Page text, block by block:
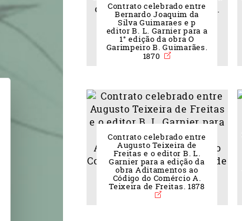
Masquer le bandeau des cookies
Contrato celebrado entre
Bernardo Joaquim da
Silva Guimaraes e p
editor B. L. Garnier para a
1° edição da obra O
Garimpeiro B. Guimarães.
1870
Contrato celebrado entre
Augusto Teixeira de
Freitas e o editor B. L.
Garnier para a edição da
obra Aditamentos ao
Código do Comércio A.
Teixeira de Freitas. 1878